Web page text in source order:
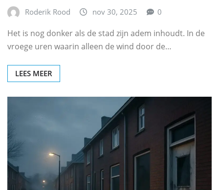
Roderik Rood nov 30, 2025 0
Het is nog donker als de stad zijn adem inhoudt. In de
vroege uren waarin alleen de wind door de…
LEES MEER